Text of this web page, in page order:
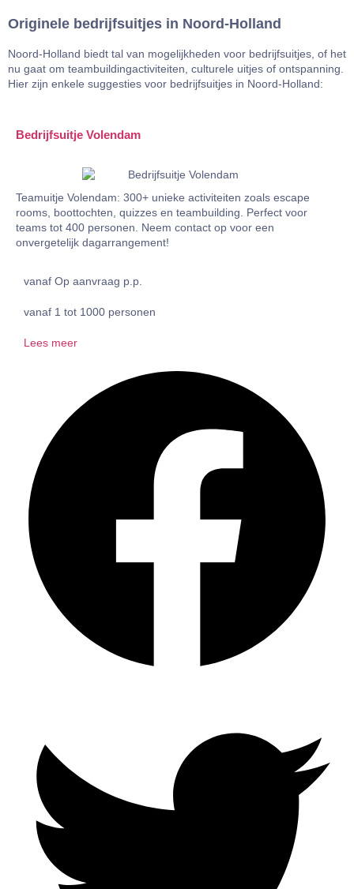
Originele bedrijfsuitjes in Noord-Holland
Noord-Holland biedt tal van mogelijkheden voor bedrijfsuitjes, of het
nu gaat om teambuildingactiviteiten, culturele uitjes of ontspanning.
Hier zijn enkele suggesties voor bedrijfsuitjes in Noord-Holland:
Bedrijfsuitje Volendam
Teamuitje Volendam: 300+ unieke activiteiten zoals escape
rooms, boottochten, quizzes en teambuilding. Perfect voor
teams tot 400 personen. Neem contact op voor een
onvergetelijk dagarrangement!
vanaf Op aanvraag p.p.
vanaf 1 tot 1000 personen
Lees meer